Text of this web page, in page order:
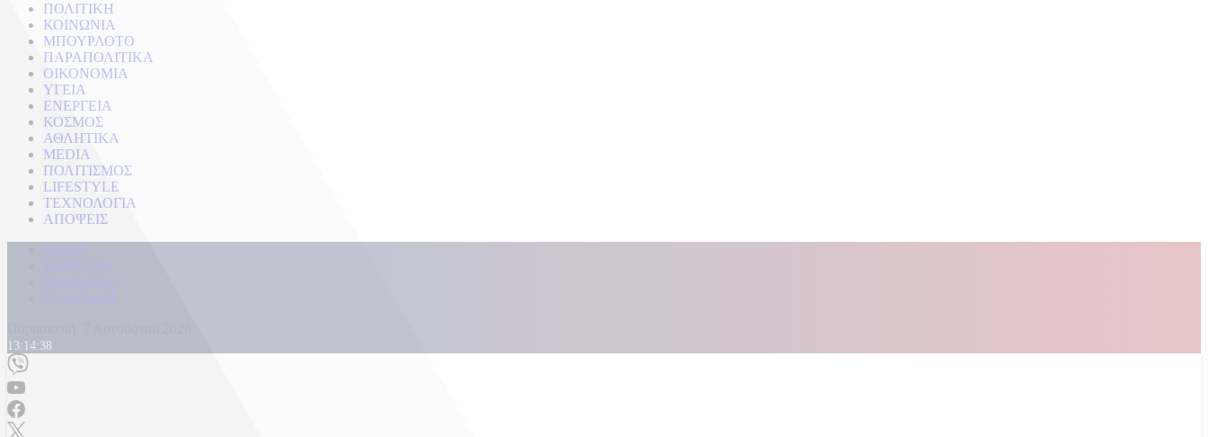
ΠΟΛΙΤΙΚΗ
ΚΟΙΝΩΝΙΑ
ΜΠΟΥΡΛΟΤΟ
ΠΑΡΑΠΟΛΙΤΙΚΑ
ΟΙΚΟΝΟΜΙΑ
ΥΓΕΙΑ
ΕΝΕΡΓΕΙΑ
ΚΟΣΜΟΣ
ΑΘΛΗΤΙΚΑ
MEDIA
ΠΟΛΙΤΙΣΜΟΣ
LIFESTYLE
ΤΕΧΝΟΛΟΓΙΑ
ΑΠΟΨΕΙΣ
Αρχική
Kontra Live
Καταγγελίες
Επικοινωνία
13:14:40